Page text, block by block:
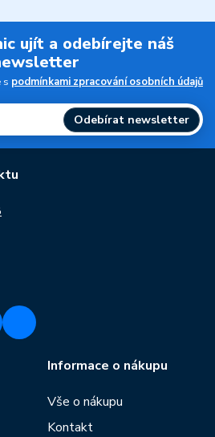
ujít a odebírejte náš
s podmínkami zpracování osobních údajů
Odebírat newsletter
Informace o nákupu
Vše o nákupu
Kontakt